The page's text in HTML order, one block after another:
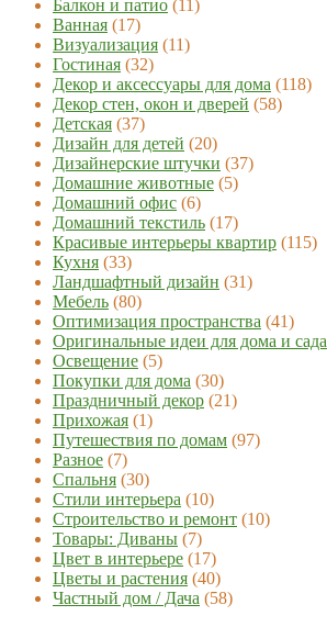
Балкон и патио (11)
Ванная (17)
Визуализация (11)
Гостиная (32)
Декор и аксессуары для дома (118)
Декор стен, окон и дверей (58)
Детская (37)
Дизайн для детей (20)
Дизайнерские штучки (37)
Домашние животные (5)
Домашний офис (6)
Домашний текстиль (17)
Красивые интерьеры квартир (115)
Кухня (33)
Ландшафтный дизайн (31)
Мебель (80)
Оптимизация пространства (41)
Оригинальные идеи для дома и сада
Освещение (5)
Покупки для дома (30)
Праздничный декор (21)
Прихожая (1)
Путешествия по домам (97)
Разное (7)
Спальня (30)
Стили интерьера (10)
Строительство и ремонт (10)
Товары: Диваны (7)
Цвет в интерьере (17)
Цветы и растения (40)
Частный дом / Дача (58)